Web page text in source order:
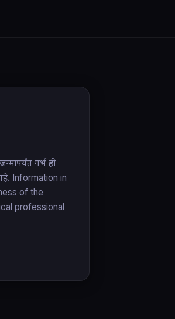
गर्भ ही
आहे. Information in
of the
professional